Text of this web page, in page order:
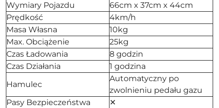
Wymiary Pojazdu
66cm x 37cm x 44cm
Prędkość
4km/h
Masa Własna
10kg
Max. Obciążenie
25kg
Czas Ładowania
8 godzin
Czas Działania
1 godzina
Hamulec
Automatyczny po
zwolnieniu pedału gazu
Pasy Bezpieczeństwa
✕